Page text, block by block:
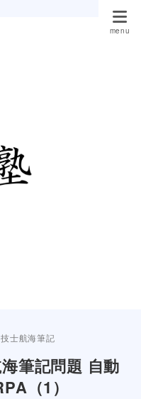
士航海筆記
筆記問題 自動
（1）